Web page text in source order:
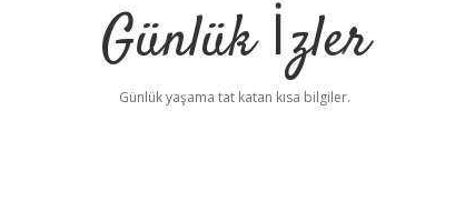
Günlük İzler
Günlük yaşama tat katan kısa bilgiler.